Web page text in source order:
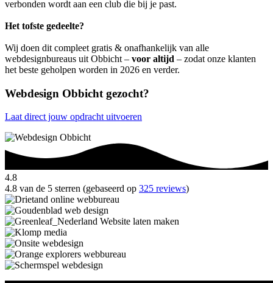
verbonden wordt aan een club die bij je past.
Het tofste gedeelte?
Wij doen dit compleet gratis & onafhankelijk van alle
webdesignbureaus uit Obbicht – voor altijd – zodat onze klanten
het beste geholpen worden in 2026 en verder.
Webdesign Obbicht gezocht?
Laat direct jouw opdracht uitvoeren
4.8
4.8 van de 5 sterren (gebaseerd op 325 reviews)